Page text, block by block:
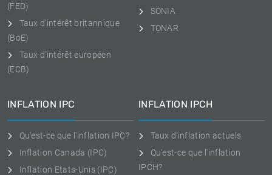
(FED)
Taux d'intérêt britannique
(BoE)
Taux d'intérêt européen
(ECB)
SONIA
TONAR
INFLATION IPC
Qu'est-ce que l'inflation IPC?
Inflation Canada (IPC)
Inflation Etats-Unis (IPC)
INFLATION IPCH
Taux d'inflation actuels
Qu'est-ce que l'inflation
IPCH?